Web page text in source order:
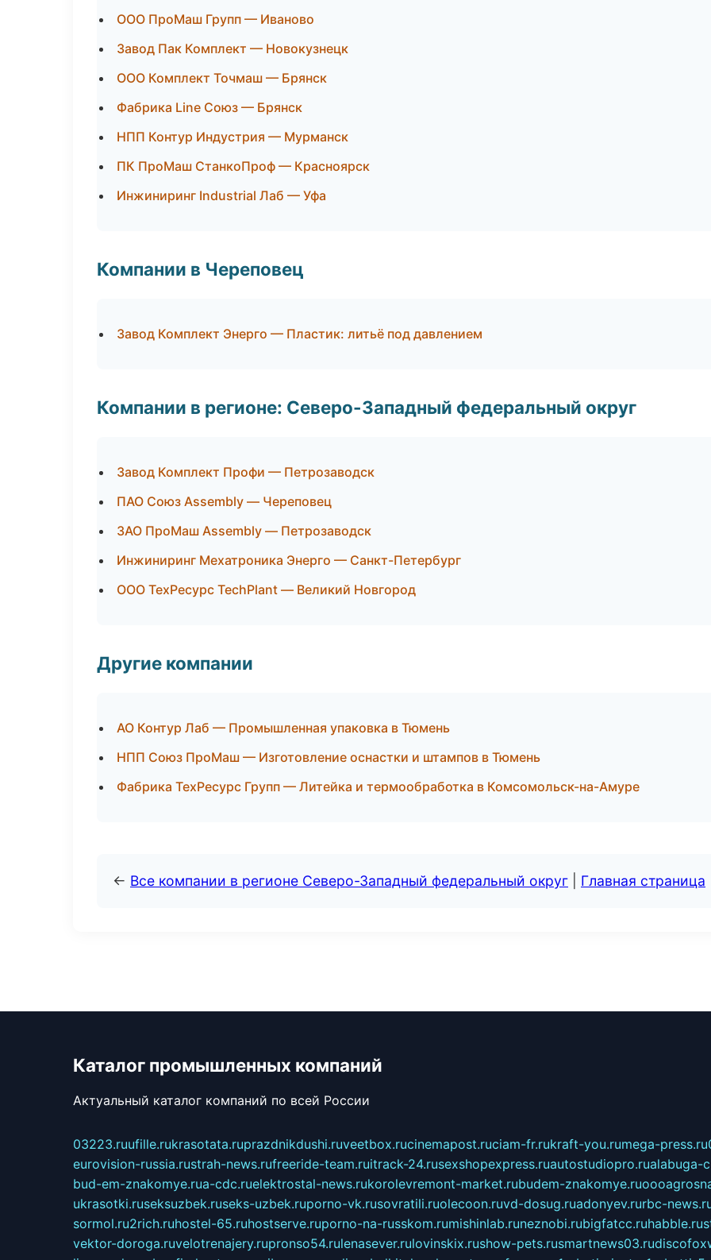
ООО ПроМаш Групп — Иваново
Завод Пак Комплект — Новокузнецк
ООО Комплект Точмаш — Брянск
Фабрика Line Союз — Брянск
НПП Контур Индустрия — Мурманск
ПК ПроМаш СтанкоПроф — Красноярск
Инжиниринг Industrial Лаб — Уфа
Компании в Череповец
Завод Комплект Энерго — Пластик: литьё под давлением
Компании в регионе: Северо-Западный федеральный округ
Завод Комплект Профи — Петрозаводск
ПАО Союз Assembly — Череповец
ЗАО ПроМаш Assembly — Петрозаводск
Инжиниринг Мехатроника Энерго — Санкт-Петербург
ООО ТехРесурс TechPlant — Великий Новгород
Другие компании
АО Контур Лаб — Промышленная упаковка в Тюмень
НПП Союз ПроМаш — Изготовление оснастки и штампов в Тюмень
Фабрика ТехРесурс Групп — Литейка и термообработка в Комсомольск-на-Амуре
← Все компании в регионе Северо-Западный федеральный округ Главная страница
Каталог промышленных компаний
Актуальный каталог компаний по всей России
03223.ruufille.rukrasotata.ruprazdnikdushi.ruveetbox.rucinemapost.ruciam-fr.rukraft-you.rumega-press.ru
eurovision-russia.rustrah-news.rufreeride-team.ruitrack-24.rusexshopexpress.ruautostudiopro.rualabuga-
bud-em-znakomye.rua-cdc.ruelektrostal-news.rukorolevremont-market.rubudem-znakomye.ru
ukrasotki.ruseksuzbek.ruseks-uzbek.ruporno-vk.rusovratili.ruolecoon.ruvd-dosug.ruadonyev.rurbc-
sormol.ru2rich.ruhostel-65.ruhostserve.ruporno-na-russkom.rumishinlab.runeznobi.rubigfatcc.ruhabble.ru
vektor-doroga.ruvelotrenajery.rupronso54.rulenasever.rulovinskix.rushow-pets.rusmartnews03.ru